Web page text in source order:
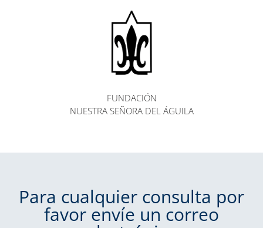
FUNDACIÓN
NUESTRA SEÑORA DEL ÁGUILA
Para cualquier consulta por
favor envíe un correo